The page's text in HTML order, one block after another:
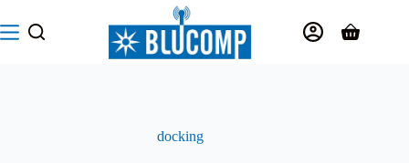
al
contenuto
Carrello
docking